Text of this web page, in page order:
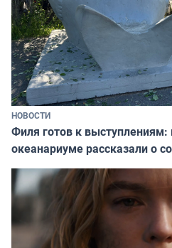
НОВОСТИ
Филя готов к
океанариуме рассказали о